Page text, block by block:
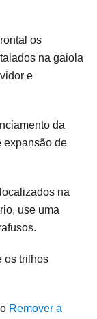
os
na gaiola
e
da
expansão de
na
use uma
os trilhos
Remover a